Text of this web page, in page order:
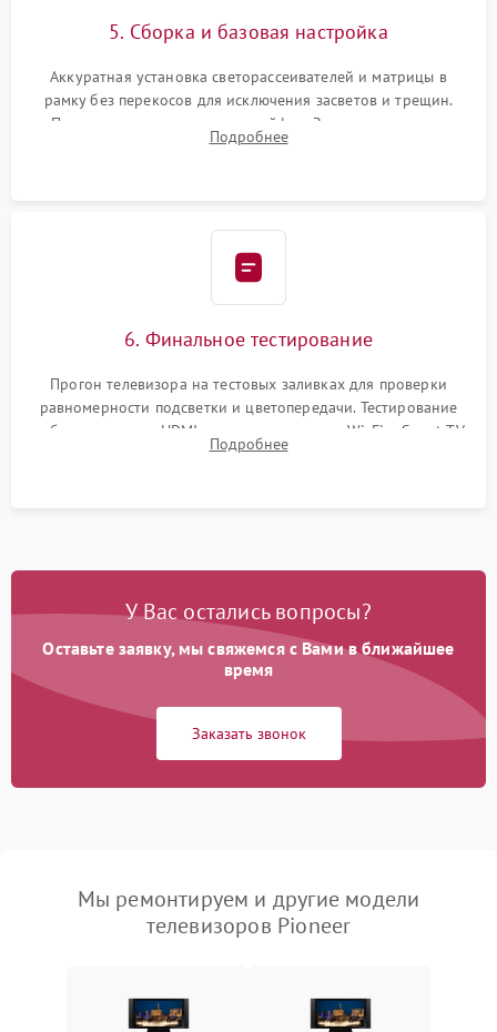
5. Сборка и базовая настройка
Аккуратная установка светорассеивателей и матрицы в
рамку без перекосов для исключения засветов и трещин.
Подключение внутренних шлейфов. Закрытие корпуса.
Сброс настроек и обновление программного обеспечения.
Подробнее
6. Финальное тестирование
Прогон телевизора на тестовых заливках для проверки
равномерности подсветки и цветопередачи. Тестирование
работы разъемов HDMI, динамиков, модуля Wi-Fi и Smart TV
в рабочем режиме в течение нескольких часов.
Подробнее
У Вас остались вопросы?
Оставьте заявку, мы свяжемся с Вами в ближайшее
время
Заказать звонок
Мы ремонтируем и другие модели
телевизоров Pioneer